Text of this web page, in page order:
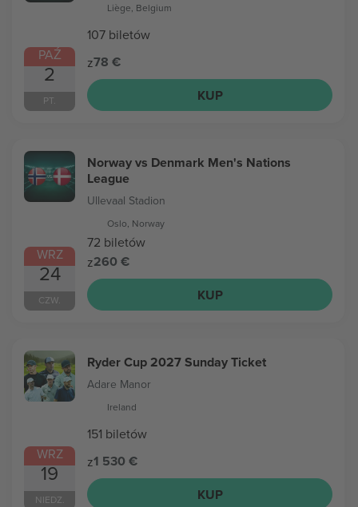
PAŹ
2
PT.
Liège, Belgium
107 biletów
z78 €
KUP
WRZ
24
CZW.
Norway vs Denmark Men's Nations
League
Ullevaal Stadion
Oslo, Norway
72 biletów
z260 €
KUP
WRZ
19
NIEDZ.
Ryder Cup 2027 Sunday Ticket
Adare Manor
Ireland
151 biletów
z1 530 €
KUP